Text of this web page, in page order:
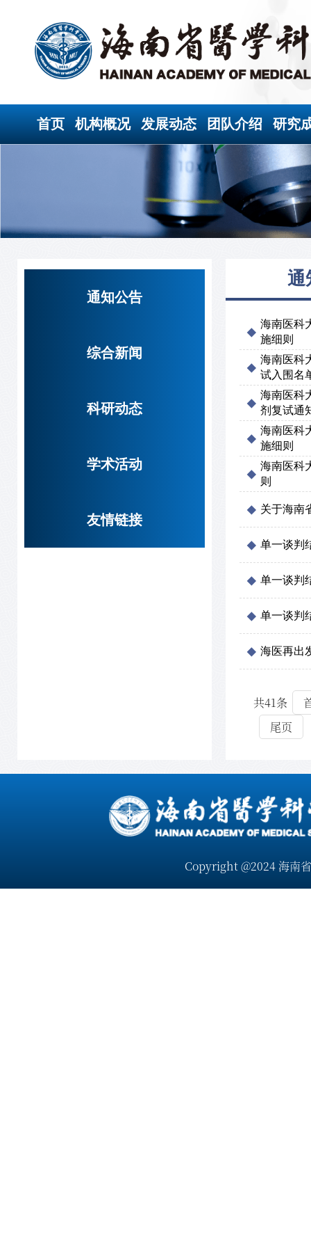
首页 机构概况 发展动态 团队介绍 研究
通知公告
综合新闻
科研动态
学术活动
友情链接
通
海南医科
施细则
海南医科
试入围名
海南医科
剂复试通
海南医科
施细则
海南医科
则
关于海南
单一谈判
单一谈判
单一谈判
海医再出
共41条
尾页
Copyright @2024 海南